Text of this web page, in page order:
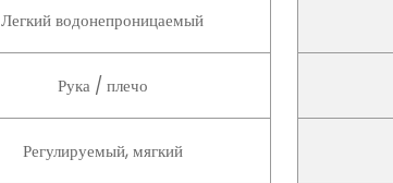
Легкий водонепроницаемый
Рука / плечо
Регулируемый, мягкий